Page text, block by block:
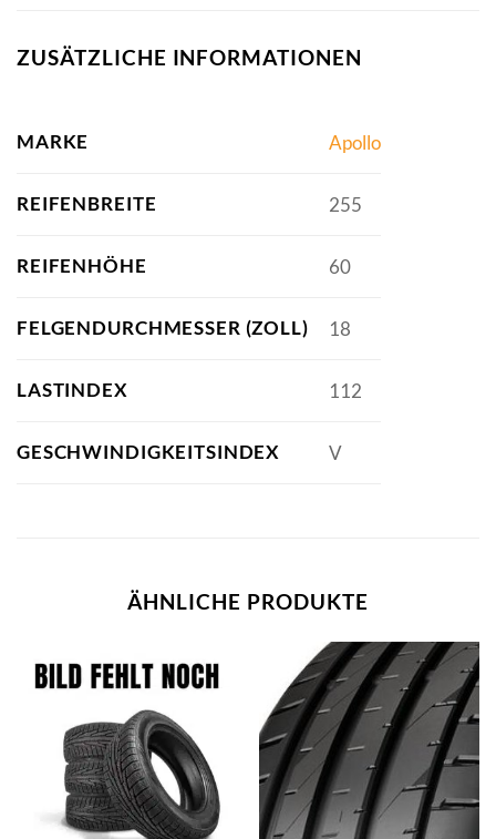
ZUSÄTZLICHE INFORMATIONEN
MARKE Apollo
REIFENBREITE 255
REIFENHÖHE 60
FELGENDURCHMESSER (ZOLL) 18
LASTINDEX 112
GESCHWINDIGKEITSINDEX V
ÄHNLICHE PRODUKTE